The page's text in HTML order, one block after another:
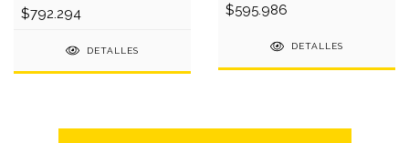
$792.294
DETALLES
$595.986
DETALLES